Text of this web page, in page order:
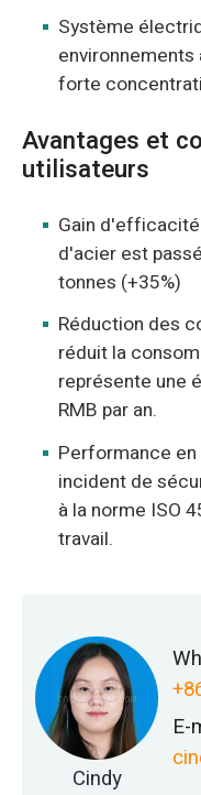
Système
forte
Avantages et
utilisateurs
Gain
d'acier est
tonnes (+35%)
Réduction des
réduit la
représente une
RMB par an.
Performance
incident de
à la norme ISO
travail.
Cindy
E-